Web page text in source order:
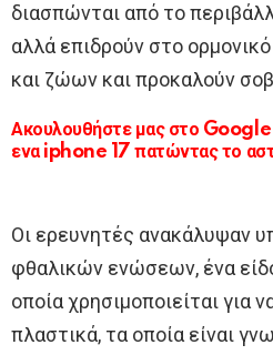
διασπώνται από το
αλλά επιδρούν στο
και ζώων και προκαλούν
Ακουλουθήστε μας στο Google
ενα iphone 17 πατώντας το
Οι ερευνητές ανακάλυψαν
φθαλικών ενώσεων, ένα
οποία χρησιμοποιείται για
πλαστικά, τα οποία είναι